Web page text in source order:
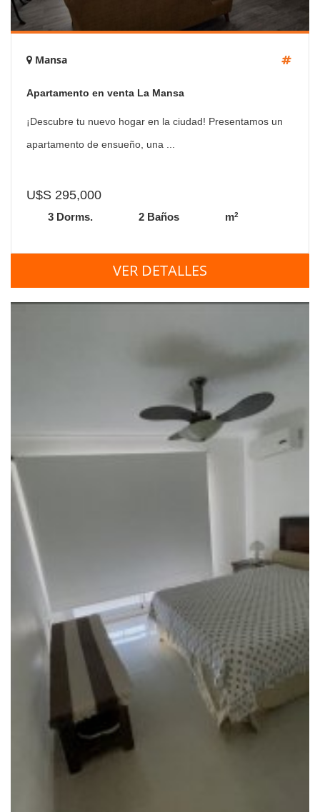
Mansa
Apartamento en venta La Mansa
¡Descubre tu nuevo hogar en la ciudad! Presentamos un
apartamento de ensueño, una ...
U$S 295,000
3 Dorms. 2 Baños m2
VER DETALLES